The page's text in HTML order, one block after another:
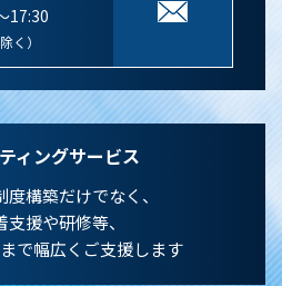
17:30
く）
ィングサービス
構築だけでなく、
支援や研修等、
で幅広くご支援します